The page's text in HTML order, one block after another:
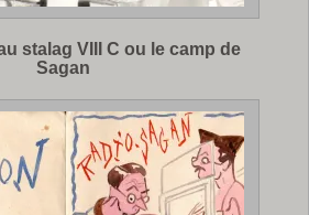
stalag VIII C ou le camp de
Sagan